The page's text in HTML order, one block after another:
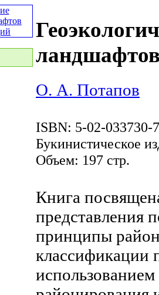
О. А. Потапов
ISBN: 5-02-033730-7
Букинистическое
Объем: 197 стр.
Книга
представления
принципы
классификации